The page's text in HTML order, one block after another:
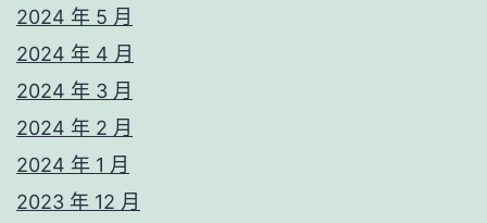
2024 年 5 月
2024 年 4 月
2024 年 3 月
2024 年 2 月
2024 年 1 月
2023 年 12 月